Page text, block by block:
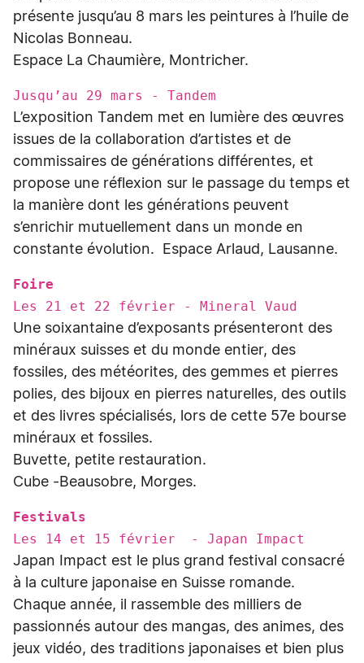
présente jusqu’au 8 mars les peintures à l’huile de
Nicolas Bonneau.
Espace La Chaumière, Montricher.
Jusqu’au 29 mars - Tandem
L’exposition Tandem met en lumière des œuvres
issues de la collaboration d’artistes et de
commissaires de générations différentes, et
propose une réflexion sur le passage du temps et
la manière dont les générations peuvent
s’enrichir mutuellement dans un monde en
constante évolution. Espace Arlaud, Lausanne.
Foire
Les 21 et 22 février - Mineral Vaud
Une soixantaine d’exposants présenteront des
minéraux suisses et du monde entier, des
fossiles, des météorites, des gemmes et pierres
polies, des bijoux en pierres naturelles, des outils
et des livres spécialisés, lors de cette 57e bourse
minéraux et fossiles.
Buvette, petite restauration.
Cube -Beausobre, Morges.
Festivals
Les 14 et 15 février - Japan Impact
Japan Impact est le plus grand festival consacré
à la culture japonaise en Suisse romande.
Chaque année, il rassemble des milliers de
passionnés autour des mangas, des animes, des
jeux vidéo, des traditions japonaises et bien plus